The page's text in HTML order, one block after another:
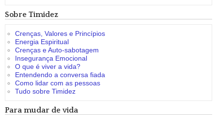
Sobre Timidez
Crenças, Valores e Princípios
Energia Espiritual
Crenças e Auto-sabotagem
Insegurança Emocional
O que é viver a vida?
Entendendo a conversa fiada
Como lidar com as pessoas
Tudo sobre Timidez
Para mudar de vida